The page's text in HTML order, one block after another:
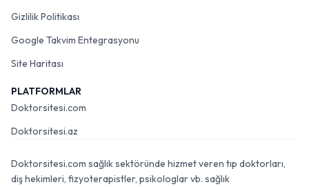
Gizlilik Politikası
Google Takvim Entegrasyonu
Site Haritası
PLATFORMLAR
Doktorsitesi.com
Doktorsitesi.az
Doktorsitesi.com sağlık sektöründe hizmet veren tıp doktorları,
diş hekimleri, fizyoterapistler, psikologlar vb. sağlık